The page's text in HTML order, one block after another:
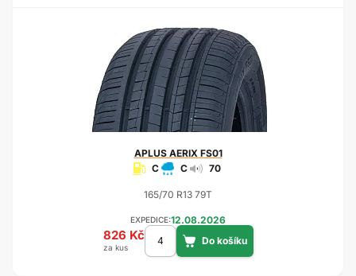
APLUSAERIX FS01
C
C 70
165/70 R13 79T
EXPEDICE:12.08.2026
826 Kč
za kus